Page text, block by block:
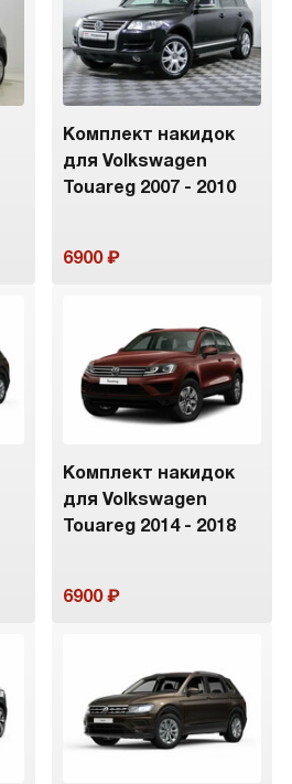
Комплект накидок
для Volkswagen
Touareg 2007 - 2010
6900
Комплект накидок
для Volkswagen
Touareg 2014 - 2018
6900